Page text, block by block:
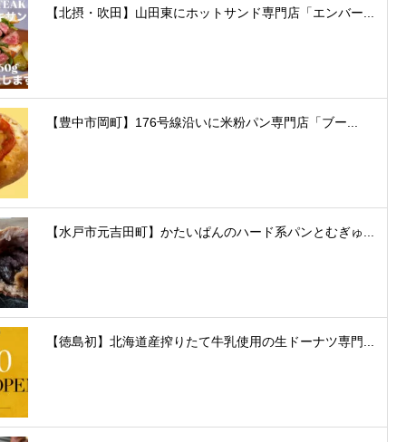
【北摂・吹田】山田東にホットサンド専門店「エンバー...
【豊中市岡町】176号線沿いに米粉パン専門店「ブー...
【水戸市元吉田町】かたいぱんのハード系パンとむぎゅ...
【徳島初】北海道産搾りたて牛乳使用の生ドーナツ専門...